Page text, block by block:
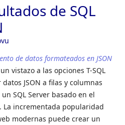
de SQL
de datos formateados en JSON
vistazo a las opciones T-SQL
JSON a filas y columnas
SQL Server basado en el
La incrementada popularidad
modernas puede crear un